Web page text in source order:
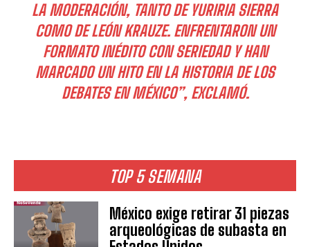
TOP 5 SEMANA
México exige retirar 31 piezas
arqueológicas de subasta en
LA MODERACIÓN, TANTO DE YURIRIA SIERRA
COMO DE LEÓN KRAUZE. ENFRENTARON UN
FORMATO INÉDITO CON SERIEDAD Y HAN
MARCADO UN HITO EN LA HISTORIA DE LOS
DEBATES EN MÉXICO”, EXCLAMÓ.